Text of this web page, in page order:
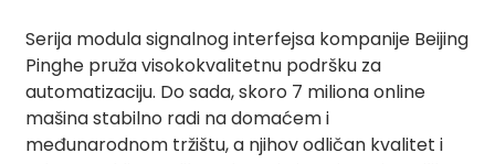
Serija modula signalnog interfejsa kompanije Beijing
Pinghe pruža visokokvalitetnu podršku za
automatizaciju. Do sada, skoro 7 miliona online
mašina stabilno radi na domaćem i
međunarodnom tržištu, a njihov odličan kvalitet i